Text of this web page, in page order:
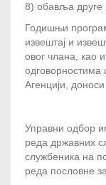
8) обавља друге
Годишњи
извештај и
овог члана, као
одговорностима
Агенцији,
Управни одбор
реда државних
службеника на
реда пословне